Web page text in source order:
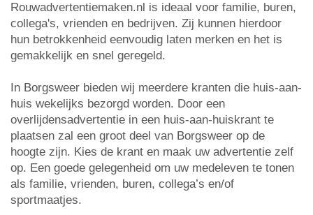
Rouwadvertentiemaken.nl is ideaal voor familie, buren,
collega's, vrienden en bedrijven. Zij kunnen hierdoor
hun betrokkenheid eenvoudig laten merken en het is
gemakkelijk en snel geregeld.
In Borgsweer bieden wij meerdere kranten die huis-aan-
huis wekelijks bezorgd worden. Door een
overlijdensadvertentie in een huis-aan-huiskrant te
plaatsen zal een groot deel van Borgsweer op de
hoogte zijn. Kies de krant en maak uw advertentie zelf
op. Een goede gelegenheid om uw medeleven te tonen
als familie, vrienden, buren, collega’s en/of
sportmaatjes.